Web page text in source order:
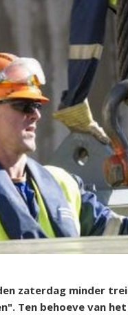
zaterdag minder
Ten behoeve van